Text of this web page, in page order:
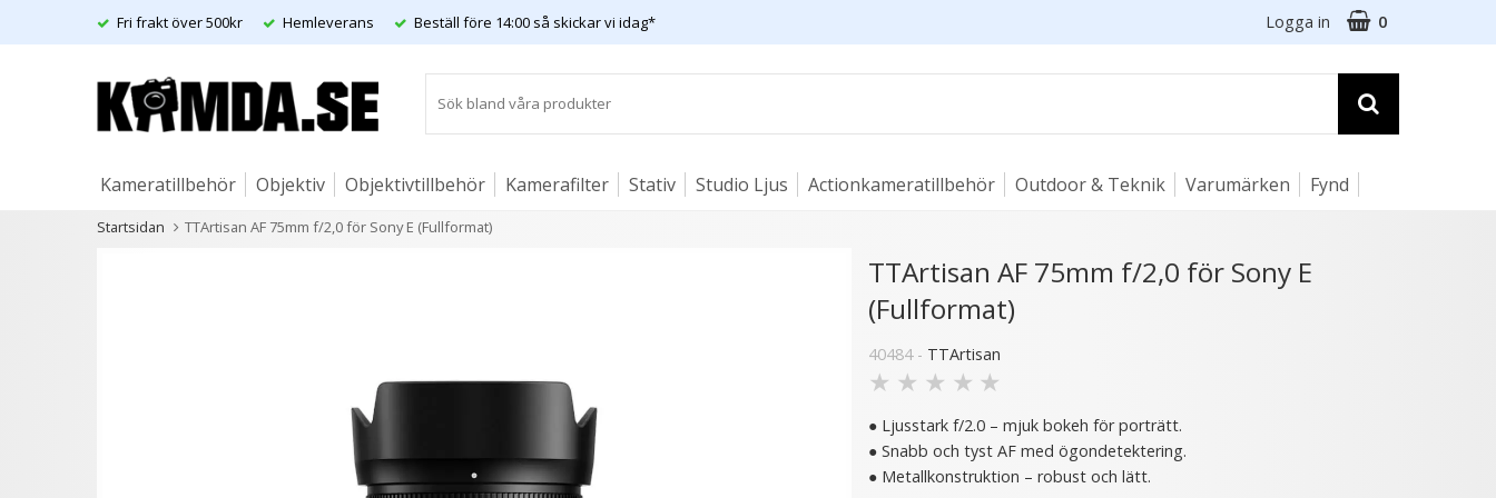
Fri frakt över 500kr Hemleverans Beställ före 14:00 så skickar vi idag* Logga in 0
Kameratillbehör Objektiv Objektivtillbehör Kamerafilter Stativ Studio Ljus Actionkameratillbehör Outdoor & Teknik Varumärken Fynd
Artiklar
Startsidan TTArtisan AF 75mm f/2,0 för Sony E (Fullformat)
TTArtisan AF 75mm f/2,0 för Sony E
(Fullformat)
40484 - TTArtisan
★ ★ ★ ★ ★
● Ljusstark f/2.0 – mjuk bokeh för porträtt.
● Snabb och tyst AF med ögondetektering.
● Metallkonstruktion – robust och lätt.